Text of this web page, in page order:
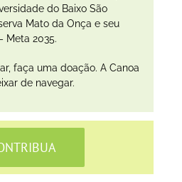
do Baixo São
Mato da Onça e seu
Meta 2035.
faça uma doação. A Canoa
de navegar.